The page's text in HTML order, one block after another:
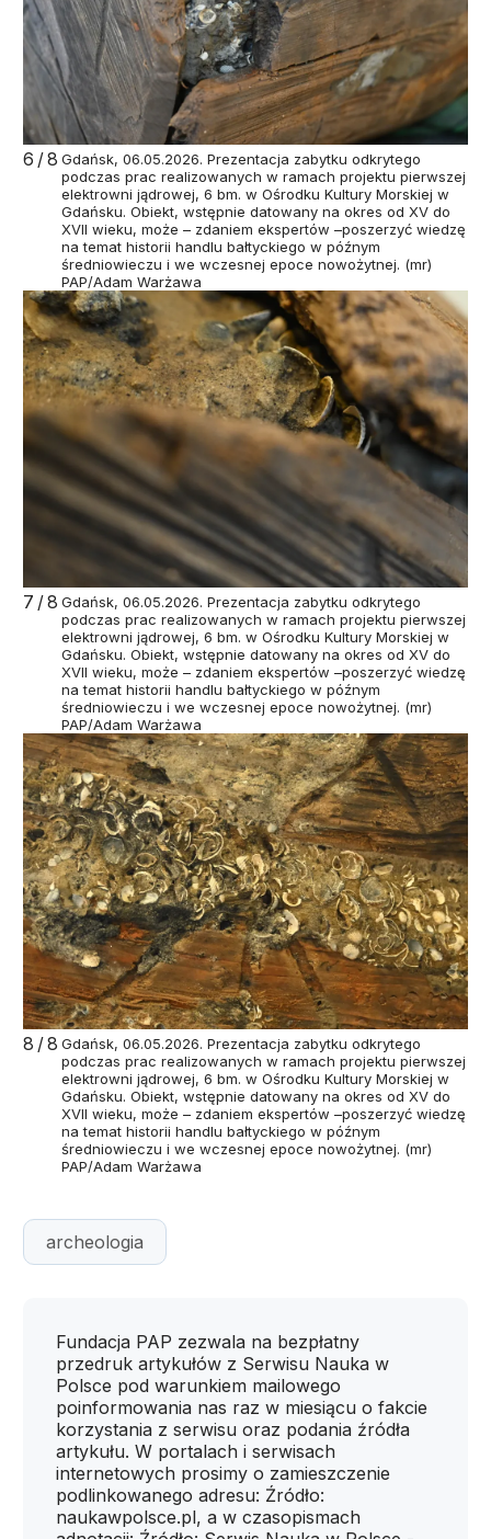
6/8 Gdańsk, 06.05.2026. Prezentacja zabytku odkrytego
podczas prac realizowanych w ramach projektu pierwszej
elektrowni jądrowej, 6 bm. w Ośrodku Kultury Morskiej w
Gdańsku. Obiekt, wstępnie datowany na okres od XV do
XVII wieku, może – zdaniem ekspertów –poszerzyć wiedzę
na temat historii handlu bałtyckiego w późnym
średniowieczu i we wczesnej epoce nowożytnej. (mr)
PAP/Adam Warżawa
7/8 Gdańsk, 06.05.2026. Prezentacja zabytku odkrytego
podczas prac realizowanych w ramach projektu pierwszej
elektrowni jądrowej, 6 bm. w Ośrodku Kultury Morskiej w
Gdańsku. Obiekt, wstępnie datowany na okres od XV do
XVII wieku, może – zdaniem ekspertów –poszerzyć wiedzę
na temat historii handlu bałtyckiego w późnym
średniowieczu i we wczesnej epoce nowożytnej. (mr)
PAP/Adam Warżawa
8/8 Gdańsk, 06.05.2026. Prezentacja zabytku odkrytego
podczas prac realizowanych w ramach projektu pierwszej
elektrowni jądrowej, 6 bm. w Ośrodku Kultury Morskiej w
Gdańsku. Obiekt, wstępnie datowany na okres od XV do
XVII wieku, może – zdaniem ekspertów –poszerzyć wiedzę
na temat historii handlu bałtyckiego w późnym
średniowieczu i we wczesnej epoce nowożytnej. (mr)
PAP/Adam Warżawa
archeologia
Fundacja PAP zezwala na bezpłatny
przedruk artykułów z Serwisu Nauka w
Polsce pod warunkiem mailowego
poinformowania nas raz w miesiącu o fakcie
korzystania z serwisu oraz podania źródła
artykułu. W portalach i serwisach
internetowych prosimy o zamieszczenie
podlinkowanego adresu: Źródło:
naukawpolsce.pl, a w czasopismach